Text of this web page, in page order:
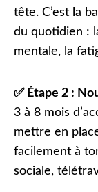
tête. C’est la
du quotidien :
mentale, la
✅ Étape 2 :
3 à 8 mois
mettre en
facilement à
sociale,